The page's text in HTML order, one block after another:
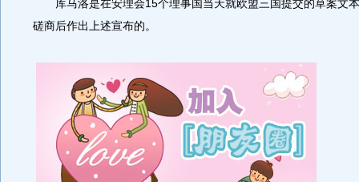
库马洛是在安理会15个理事国当天就欧盟三国提交的草案文
磋商后作出上述宣布的。